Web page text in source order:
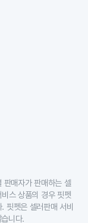
판매자가 판매하는 셀
스 상품의 경우 핏펫
핏펫은 셀러판매 서비
니다.